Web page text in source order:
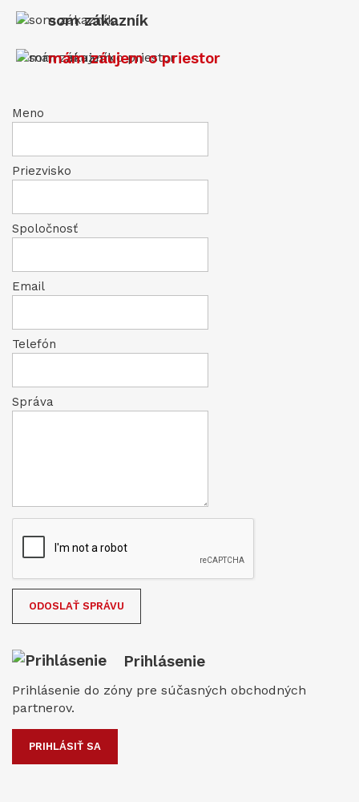
som zákazník
mám záujem o priestor
Meno
Priezvisko
Spoločnosť
Email
Telefón
Správa
Prihlásenie
Prihlásenie do zóny pre súčasných obchodných
partnerov.
PRIHLÁSIŤ SA